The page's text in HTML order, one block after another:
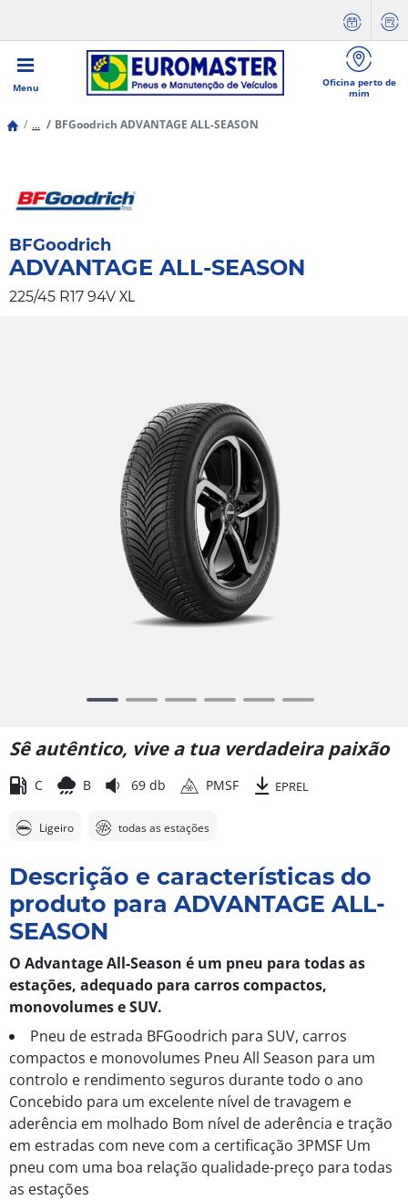
Menu
Oficina perto de
mim
... BFGoodrich ADVANTAGE ALL-SEASON
BFGoodrich
ADVANTAGE ALL-SEASON
225/45 R17 94V XL
6
Sê autêntico, vive a tua verdadeira paixão
C B 69 db PMSF EPREL
Ligeiro todas as estações
Descrição e características do
produto para ADVANTAGE ALL-
SEASON
O Advantage All-Season é um pneu para todas as
estações, adequado para carros compactos,
monovolumes e SUV.
Pneu de estrada BFGoodrich para SUV, carros
compactos e monovolumes Pneu All Season para um
controlo e rendimento seguros durante todo o ano
Concebido para um excelente nível de travagem e
aderência em molhado Bom nível de aderência e tração
em estradas com neve com a certificação 3PMSF Um
pneu com uma boa relação qualidade-preço para todas
as estações